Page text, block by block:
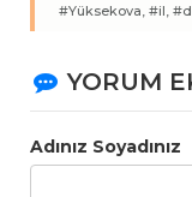
#Yüksekova, #il,
YORUM
Adınız Soyadınız